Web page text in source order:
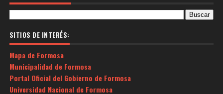
SITIOS DE INTERÉS:
Mapa de Formosa
Municipalidad de Formosa
Portal Oficial del Gobierno de Formosa
Universidad Nacional de Formosa